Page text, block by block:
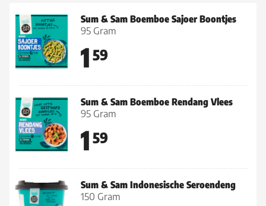
Sum & Sam Boemboe Sajoer Boontjes
95 Gram
1 59
Sum & Sam Boemboe Rendang Vlees
95 Gram
1 59
Sum & Sam Indonesische Seroendeng
150 Gram